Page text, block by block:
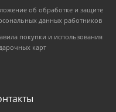
об обработке и защите
данных работников
покупки и использования
карт